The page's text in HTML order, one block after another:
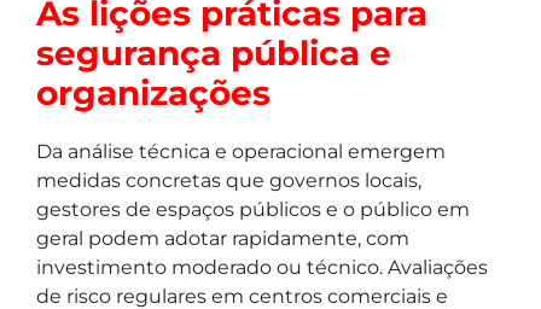
As lições práticas para
segurança pública e
organizações
Da análise técnica e operacional emergem
medidas concretas que governos locais,
gestores de espaços públicos e o público em
geral podem adotar rapidamente, com
investimento moderado ou técnico. Avaliações
de risco regulares em centros comerciais e